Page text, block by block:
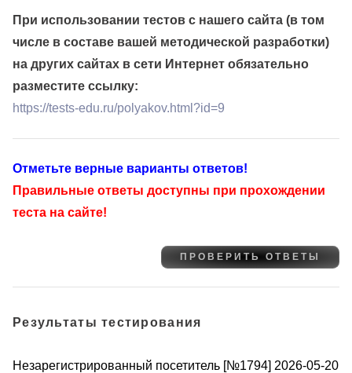
При использовании тестов с нашего сайта (в том
числе в составе вашей методической разработки)
на других сайтах в сети Интернет обязательно
разместите ссылку:
https://tests-edu.ru/polyakov.html?id=9
Отметьте верные варианты ответов!
Правильные ответы доступны при прохождении
теста на сайте!
Результаты тестирования
Незарегистрированный посетитель [№1794] 2026-05-20